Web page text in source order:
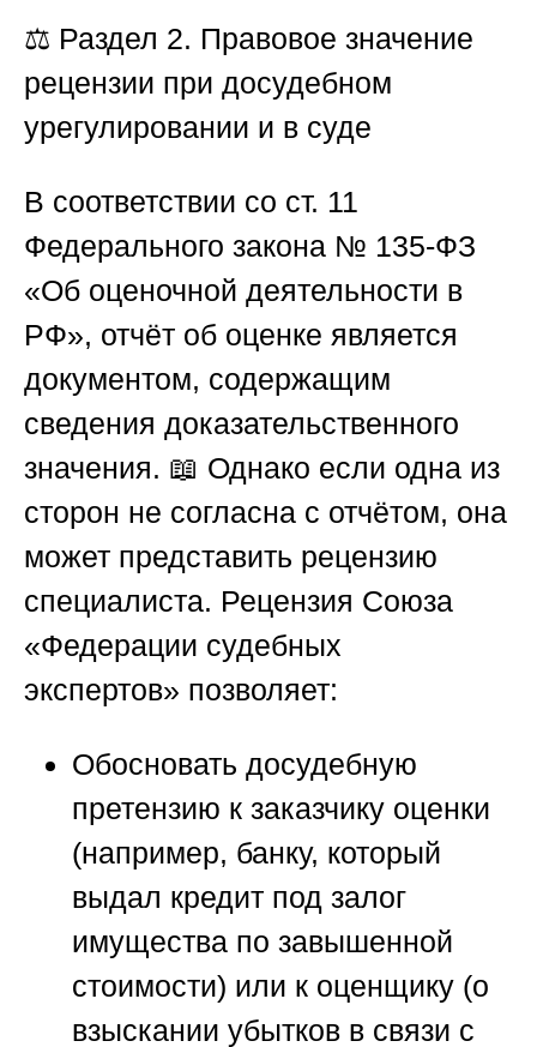
⚖️ Раздел 2. Правовое значение
рецензии при досудебном
урегулировании и в суде
В соответствии со ст. 11
Федерального закона № 135-ФЗ
«Об оценочной деятельности в
РФ», отчёт об оценке является
документом, содержащим
сведения доказательственного
значения. 📖 Однако если одна из
сторон не согласна с отчётом, она
может представить рецензию
специалиста. Рецензия Союза
«Федерации судебных
экспертов» позволяет:
Обосновать досудебную
претензию к заказчику оценки
(например, банку, который
выдал кредит под залог
имущества по завышенной
стоимости) или к оценщику (о
взыскании убытков в связи с